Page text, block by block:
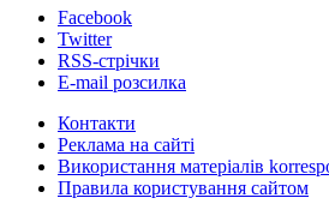
Facebook
Twitter
RSS-стрічки
E-mail розсилка
Контакти
Реклама на сайті
Використання матеріалів
Правила користування сайтом